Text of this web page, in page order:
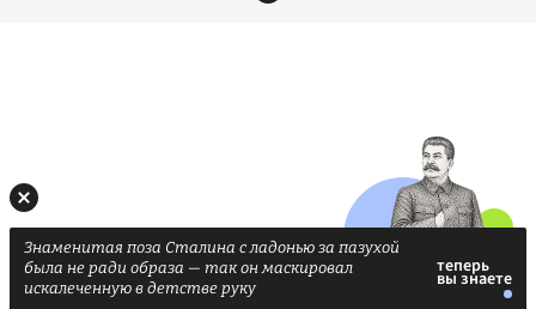
Знаменитая поза Сталина с ладонью за пазухой
была не ради образа — так он маскировал
искалеченную в детстве руку